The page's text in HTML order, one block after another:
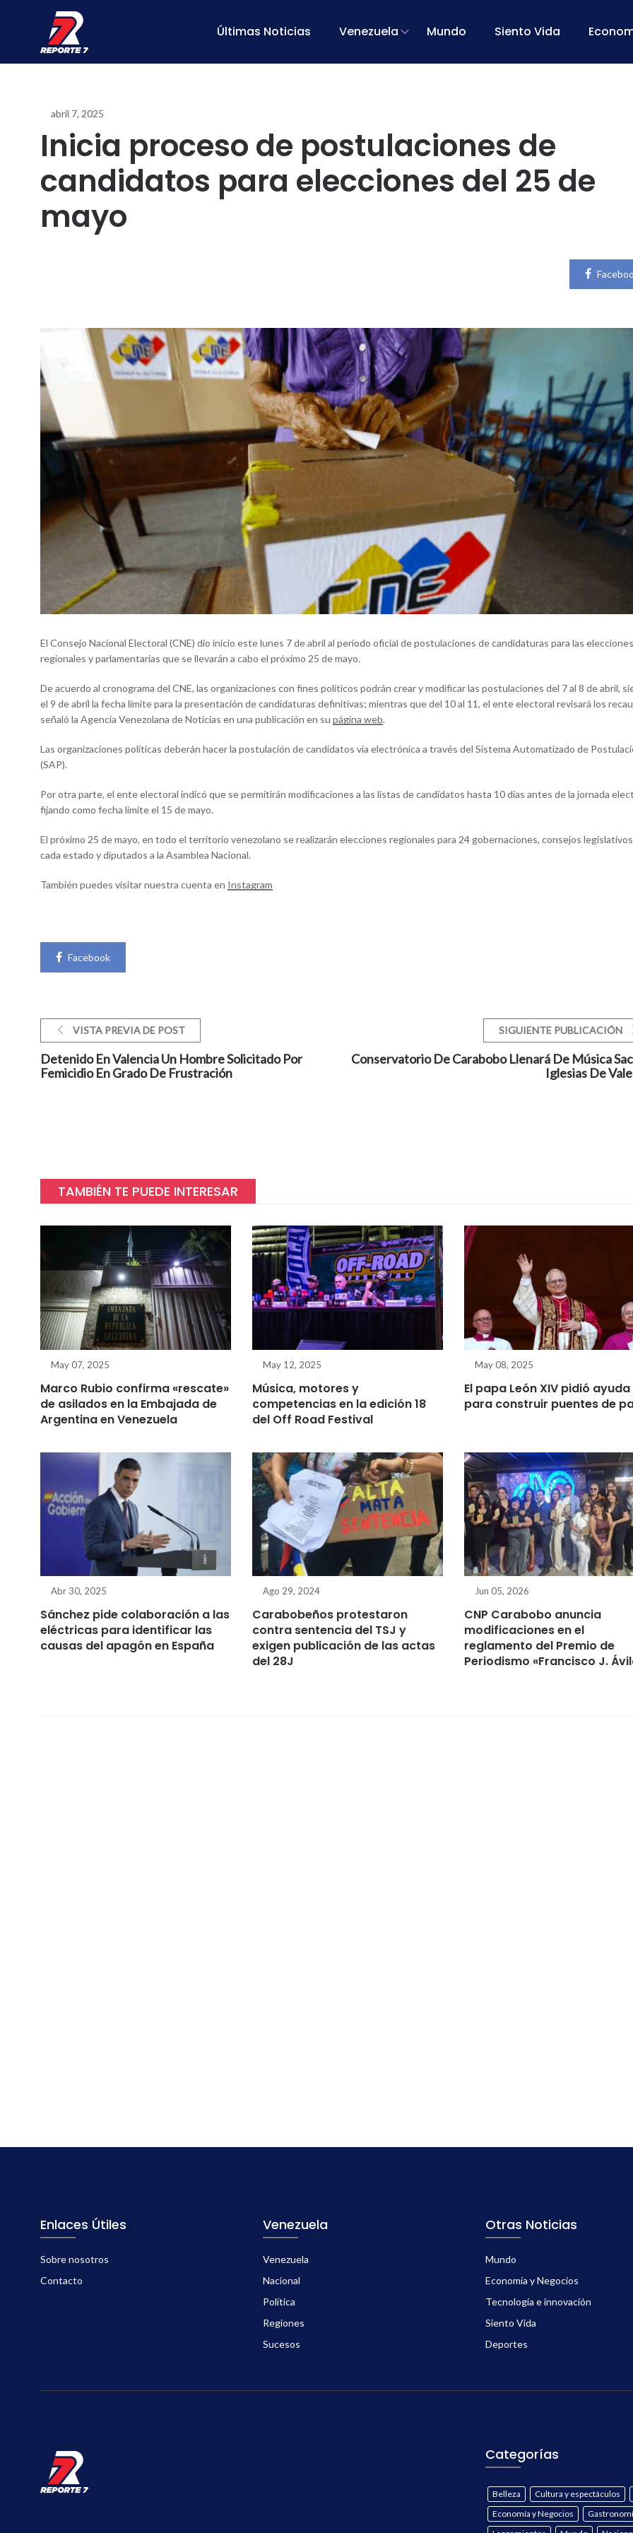
Últimas Noticias Venezuela Mundo Siento Vida
abril 7, 2025
Inicia proceso de postulaciones de
candidatos para elecciones del 25 de
mayo
El Consejo Nacional Electoral (CNE) dio inicio este lunes 7 de abril al período oficial de postulaciones de candidaturas para las elecciones
regionales y parlamentarias que se llevarán a cabo el próximo 25 de mayo.
De acuerdo al cronograma del CNE, las organizaciones con fines políticos podrán crear y modificar las postulaciones del 7 al 8 de abril,
el 9 de abril la fecha límite para la presentación de candidaturas definitivas; mientras que del 10 al 11, el ente electoral revisará los
señaló la Agencia Venezolana de Noticias en una publicación en su página web.
Las organizaciones políticas deberán hacer la postulación de candidatos vía electrónica a través del Sistema Automatizado de
(SAP).
Por otra parte, el ente electoral indicó que se permitirán modificaciones a las listas de candidatos hasta 10 días antes de la jornada
fijando como fecha límite el 15 de mayo.
El próximo 25 de mayo, en todo el territorio venezolano se realizarán elecciones regionales para 24 gobernaciones, consejos
cada estado y diputados a la Asamblea Nacional.
También puedes visitar nuestra cuenta en Instagram
Facebook
VISTA PREVIA DE POST
Detenido En Valencia Un Hombre Solicitado Por
Femicidio En Grado De Frustración
SIGUIENTE PUBLICACIÓN
Conservatorio De Carabobo Llenará De Música
Iglesias De
TAMBIÉN TE PUEDE INTERESAR
May 07, 2025
Marco Rubio confirma «rescate»
de asilados en la Embajada de
Argentina en Venezuela
May 12, 2025
Música, motores y
competencias en la edición 18
del Off Road Festival
May 08, 2025
El papa León XIV pidió ayuda
para construir puentes de
Abr 30, 2025
Sánchez pide colaboración a las
eléctricas para identificar las
causas del apagón en España
Ago 29, 2024
Carabobeños protestaron
contra sentencia del TSJ y
exigen publicación de las actas
del 28J
Jun 05, 2026
CNP Carabobo anuncia
modificaciones en el
reglamento del Premio de
Periodismo «Francisco J.
Enlaces Útiles
Sobre nosotros
Contacto
Venezuela
Venezuela
Nacional
Política
Regiones
Sucesos
Otras Noticias
Mundo
Economía y Negocios
Tecnología e innovación
Siento Vida
Deportes
Categorías
Belleza
Cultura y espectáculos
Economía y Negocios